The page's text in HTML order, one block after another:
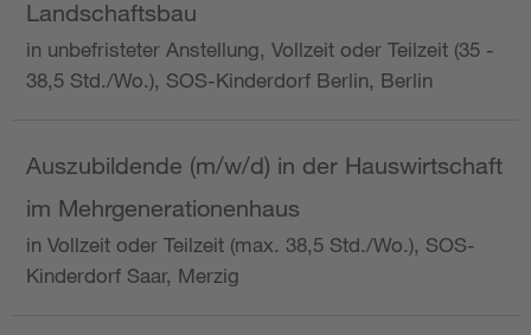
Landschaftsbau
in unbefristeter Anstellung, Vollzeit oder Teilzeit (35 -
38,5 Std./Wo.), SOS-Kinderdorf Berlin, Berlin
Auszubildende (m/w/d) in der Hauswirtschaft
im Mehrgenerationenhaus
in Vollzeit oder Teilzeit (max. 38,5 Std./Wo.), SOS-
Kinderdorf Saar, Merzig